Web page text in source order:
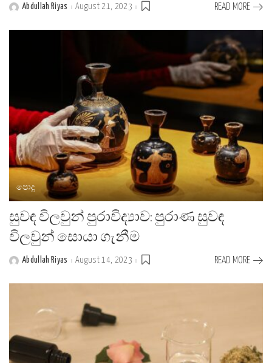
PostedAbdullah Riyas August 21, 2023 READ MORE
පොදු
සුවඳ විලවුන් පුරාවිද්‍යාව: පුරාණ සුවඳ
විලවුන් සොයා ගැනීම
PostedAbdullah Riyas August 14, 2023 READ MORE